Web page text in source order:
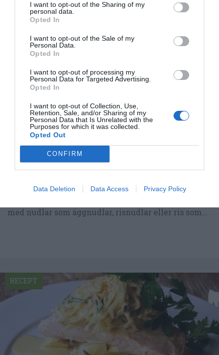
I want to opt-out of the Sharing of my
personal data.
Opted In
I want to opt-out of the Sale of my
Personal Data.
Opted In
I want to opt-out of processing my
Personal Data for Targeted Advertising.
Opted In
I want to opt-out of Collection, Use,
Retention, Sale, and/or Sharing of my
Personal Data that Is Unrelated with the
Purposes for which it was collected.
Opted Out
CONFIRM
Data Deletion Data Access Privacy Policy
med nudlar som äggnudlar, risnudlar eller ris som...
RECEPT
RECEPT